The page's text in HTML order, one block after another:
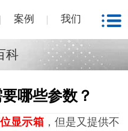
案例 我们
科
哪些参数？
显示箱，但是又提供不